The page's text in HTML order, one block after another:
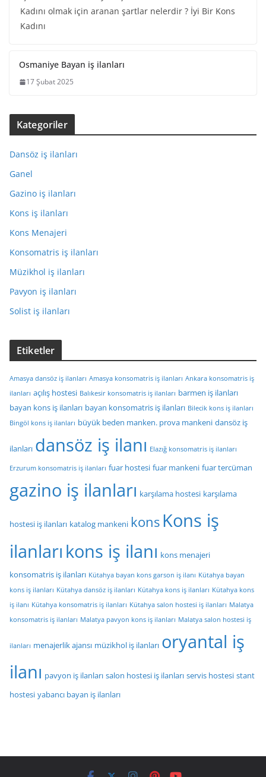
Kadını olmak için aranan şartlar nelerdir ? İyi Bir Kons
Kadını
Osmaniye Bayan iş ilanları
17 Şubat 2025
Kategoriler
Dansöz iş ilanları
Ganel
Gazino iş ilanları
Kons iş ilanları
Kons Menajeri
Konsomatris iş ilanları
Müzikhol iş ilanları
Pavyon iş ilanları
Solist iş ilanları
Etiketler
Amasya dansöz iş ilanları Amasya konsomatris iş ilanları Ankara konsomatris iş
ilanları açılış hostesi Balıkesir konsomatris iş ilanları barmen iş ilanları
bayan kons iş ilanları bayan konsomatris iş ilanları Bilecik kons iş ilanları
Bingöl kons iş ilanları büyük beden manken. prova mankeni dansöz iş
ilanları dansöz iş ilanı Elazığ konsomatris iş ilanları
Erzurum konsomatris iş ilanları fuar hostesi fuar mankeni fuar tercüman
gazino iş ilanları karşılama hostesi karşılama
hostesi iş ilanları katalog mankeni kons Kons iş
ilanları kons iş ilanı kons menajeri
konsomatris iş ilanları Kütahya bayan kons garson iş ilanı Kütahya bayan
kons iş ilanları Kütahya dansöz iş ilanları Kütahya kons iş ilanları Kütahya kons
iş ilanı Kütahya konsomatris iş ilanları Kütahya salon hostesi iş ilanları Malatya
konsomatris iş ilanları Malatya pavyon kons iş ilanları Malatya salon hostesi iş
ilanları menajerlik ajansı müzikhol iş ilanları oryantal iş
ilanı pavyon iş ilanları salon hostesi iş ilanları servis hostesi stant
hostesi yabancı bayan iş ilanları